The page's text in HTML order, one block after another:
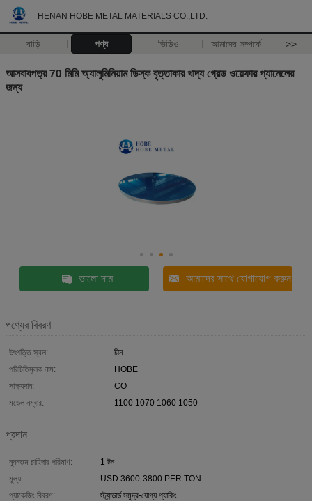
HENAN HOBE METAL MATERIALS CO.,LTD.
বাড়ি পণ্য ভিডিও আমাদের সম্পর্কে >>
আসবাবপত্র 70 মিমি অ্যালুমিনিয়াম ডিস্ক বৃত্তাকার খাদ্য গ্রেড ওয়েফার প্যানেলের
জন্য
ভালো দাম আমাদের সাথে যোগাযোগ করুন
পণ্যের বিবরণ
উৎপত্তি স্থল:
চীন
পরিচিতিমুলক নাম:
HOBE
সাক্ষ্যদান:
CO
মডেল নম্বার:
1100 1070 1060 1050
প্রদান
ন্যূনতম চাহিদার পরিমাণ:
1 টন
মূল্য:
USD 3600-3800 PER TON
প্যাকেজিং বিবরণ:
স্ট্যান্ডার্ড সমুদ্র-যোগ্য প্যাকিং